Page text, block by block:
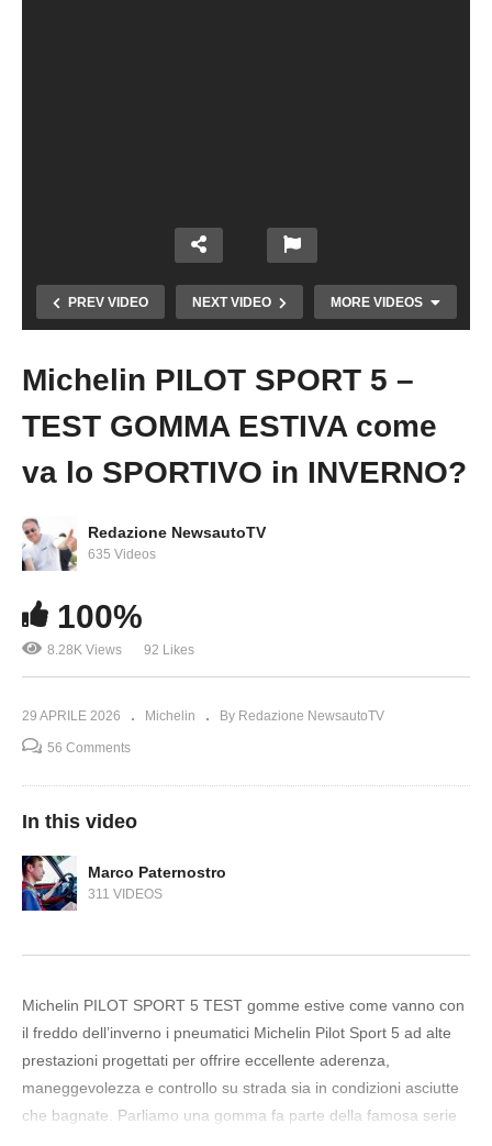
PREV VIDEO NEXT VIDEO MORE VIDEOS
Copy Embed Code
GOMME Michelin CrossClimate2 all season |
PNEUMATICI per ogni stagione (4 STAGIONI)
Michelin PILOT SPORT 5 –
TEST GOMMA ESTIVA come
va lo SPORTIVO in INVERNO?
Redazione NewsautoTV
635 Videos
100%
8.28K Views 92 Likes
29 APRILE 2026 Michelin By Redazione NewsautoTV
56 Comments
In this video
Marco Paternostro
311 VIDEOS
Michelin PILOT SPORT 5 TEST gomme estive come vanno con
il freddo dell’inverno i pneumatici Michelin Pilot Sport 5 ad alte
prestazioni progettati per offrire eccellente aderenza,
maneggevolezza e controllo su strada sia in condizioni asciutte
che bagnate. Parliamo una gomma fa parte della famosa serie